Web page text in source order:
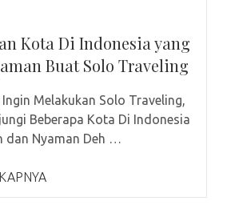
Kota Di Indonesia yang
Buat Solo Traveling
Melakukan Solo Traveling,
Beberapa Kota Di Indonesia
dan Nyaman Deh …